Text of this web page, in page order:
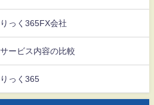
っく365FX会社
ービス内容の比較
っく365